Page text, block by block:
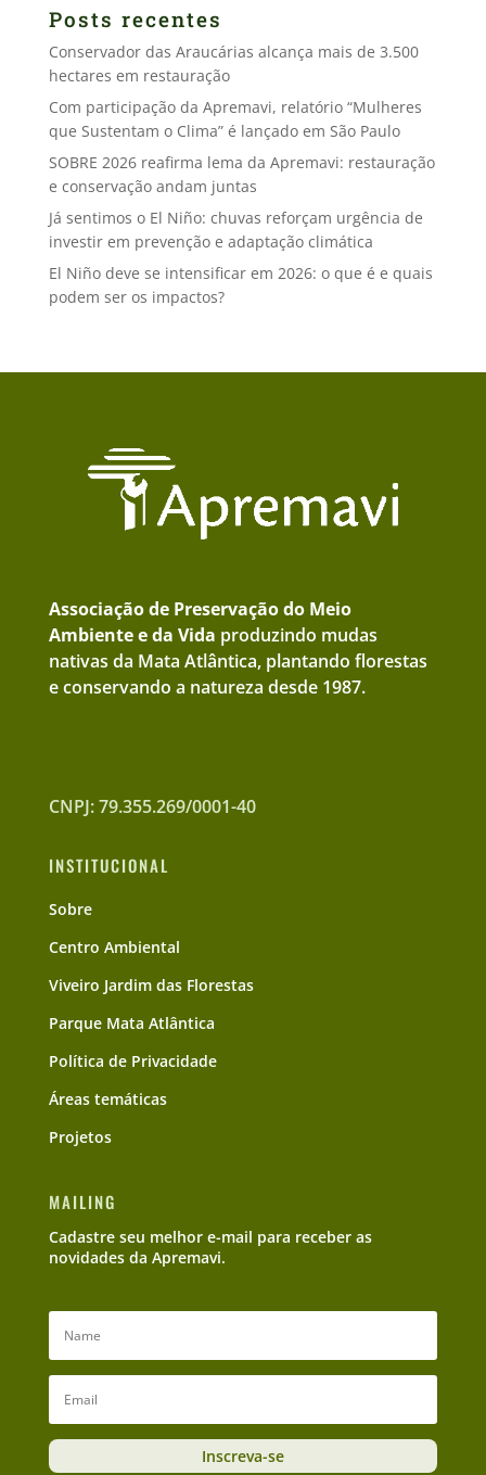
Posts recentes
Conservador das Araucárias alcança mais de 3.500
hectares em restauração
Com participação da Apremavi, relatório “Mulheres
que Sustentam o Clima” é lançado em São Paulo
SOBRE 2026 reafirma lema da Apremavi: restauração
e conservação andam juntas
Já sentimos o El Niño: chuvas reforçam urgência de
investir em prevenção e adaptação climática
El Niño deve se intensificar em 2026: o que é e quais
podem ser os impactos?
Associação de Preservação do Meio
Ambiente e da Vida produzindo mudas
nativas da Mata Atlântica, plantando florestas
e conservando a natureza desde 1987.
CNPJ: 79.355.269/0001-40
INSTITUCIONAL
Sobre
Centro Ambiental
Viveiro Jardim das Florestas
Parque Mata Atlântica
Política de Privacidade
Áreas temáticas
Projetos
MAILING
Cadastre seu melhor e-mail para receber as
novidades da Apremavi.
Inscreva-se